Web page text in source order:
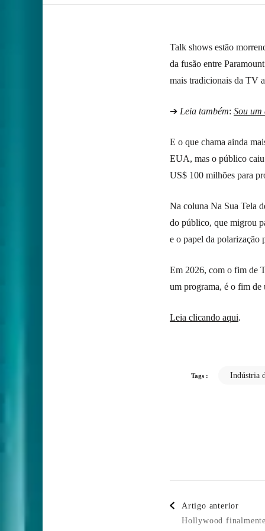
Talk shows estão
da fusão entre
mais tradicionais da TV
➔ Leia também: Sou um
E o que chama ainda
EUA, mas o público caiu
US$ 100 milhões para
Na coluna Na Sua Tela
do público, que migrou
e o papel da polarização
Em 2026, com o fim de
um programa, é o fim de
Leia clicando aqui.
Tags : Indústria
Post
Artigo anterior
Hollywood